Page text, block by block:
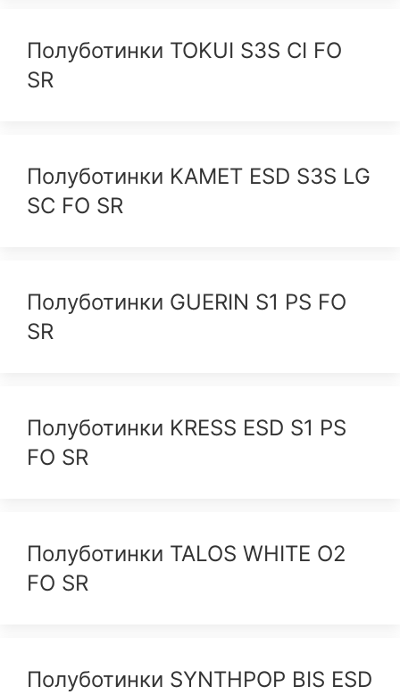
Полуботинки TOKUI S3S CI FO
SR
Полуботинки KAMET ESD S3S LG
SC FO SR
Полуботинки GUERIN S1 PS FO
SR
Полуботинки KRESS ESD S1 PS
FO SR
Полуботинки TALOS WHITE O2
FO SR
Полуботинки SYNTHPOP BIS ESD